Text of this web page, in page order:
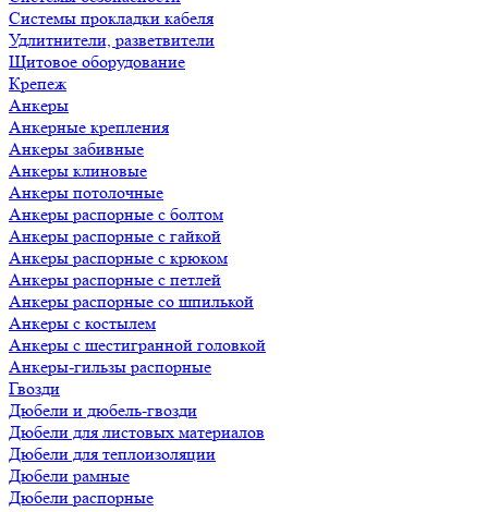
Системы прокладки кабеля
Удлитнители, разветвители
Щитовое оборудование
Крепеж
Анкеры
Анкерные крепления
Анкеры забивные
Анкеры клиновые
Анкеры потолочные
Анкеры распорные с болтом
Анкеры распорные с гайкой
Анкеры распорные с крюком
Анкеры распорные с петлей
Анкеры распорные со шпилькой
Анкеры с костылем
Анкеры с шестигранной головкой
Анкеры-гильзы распорные
Гвозди
Дюбели и дюбель-гвозди
Дюбели для листовых материалов
Дюбели для теплоизоляции
Дюбели рамные
Дюбели распорные